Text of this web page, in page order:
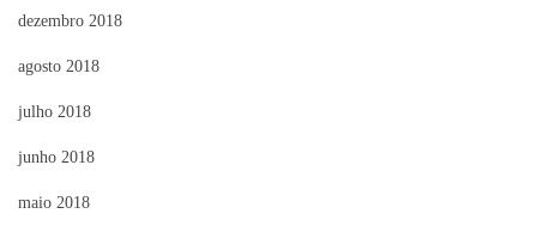
dezembro 2018
agosto 2018
julho 2018
junho 2018
maio 2018